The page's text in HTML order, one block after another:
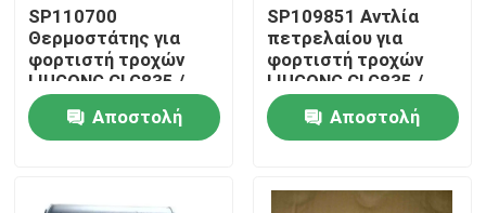
Σπίτι
Προϊόντα
Βίντεο
SP110700
Θερμοστάτης για
φορτιστή τροχών
LIUGONG CLG835 /
836 / 842
Grader/Roadroller
CLG418 / 4180D / 612
Αποστολή
SP109851 Αντλία
πετρελαίου για
φορτιστή τροχών
LIUGONG CLG835 /
836 / 842 Εκσκαφέας
CLG920C / D / 922D /
925D
Αποστολή